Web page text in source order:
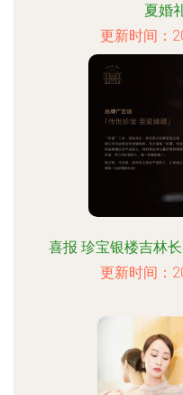
夏婚
更新时间：
喜报 珍宝银楼吉林
更新时间：